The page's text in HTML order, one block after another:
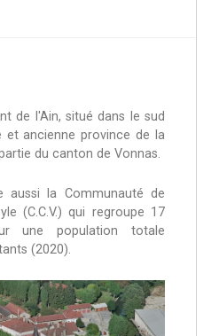
de l'Ain, situé dans le sud
et ancienne province de la
du canton de Vonnas.
aussi la Communauté de
(C.C.V.) qui regroupe 17
une population totale
(2020).